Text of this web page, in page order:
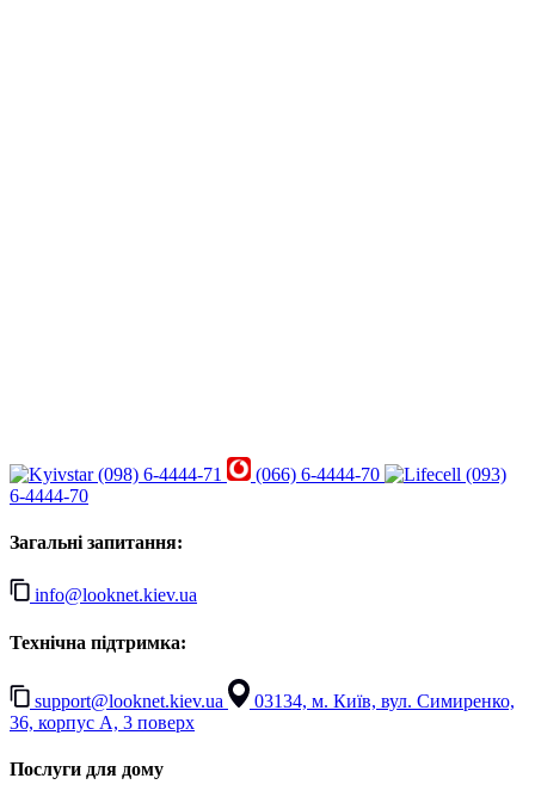
(098) 6-4444-71 (066) 6-4444-70
(093)
6-4444-70
Загальні запитання:
info@looknet.kiev.ua
Технічна підтримка:
support@looknet.kiev.ua
03134, м. Київ, вул. Симиренко,
36, корпус А, 3 поверх
Послуги для дому